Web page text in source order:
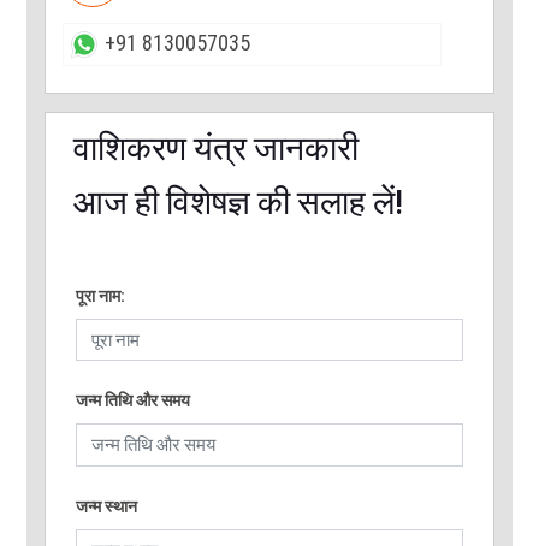
+91 8130057035
वाशिकरण यंत्र जानकारी
आज ही विशेषज्ञ की सलाह लें!
पूरा नाम:
जन्म तिथि और समय
जन्म स्थान